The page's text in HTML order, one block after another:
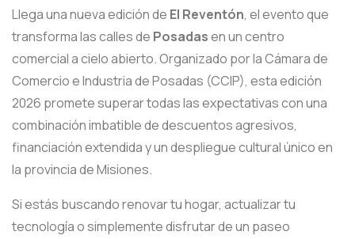
Llega una nueva edición de El Reventón, el evento que
transforma las calles de Posadasen un centro
comercial a cielo abierto. Organizado por la Cámara de
Comercio e Industria de Posadas (CCIP), esta edición
2026 promete superar todas las expectativas con una
combinación imbatible de descuentos agresivos,
financiación extendida y un despliegue cultural único en
la provincia de Misiones.
Si estás buscando renovar tu hogar, actualizar tu
tecnología o simplemente disfrutar de un paseo